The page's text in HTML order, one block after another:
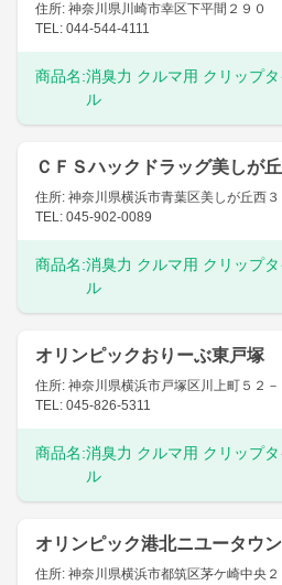
住所: 神奈川県川崎市幸区下平間２９０
TEL: 044-544-4111
商品名:消臭力 クルマ用 クリップ
ル
ＣＦＳハックドラッグ美しが丘
住所: 神奈川県横浜市青葉区美しが丘西３
TEL: 045-902-0089
商品名:消臭力 クルマ用 クリップ
ル
オリンピックおりーぶ東戸塚
住所: 神奈川県横浜市戸塚区川上町５２－
TEL: 045-826-5311
商品名:消臭力 クルマ用 クリップ
ル
オリンピック港北ニユータウン
住所: 神奈川県横浜市都筑区茅ケ崎中央２